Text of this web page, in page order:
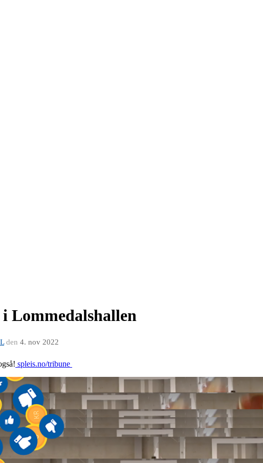
Lommedalshallen
den 4. nov 2022
spleis.no/tribune